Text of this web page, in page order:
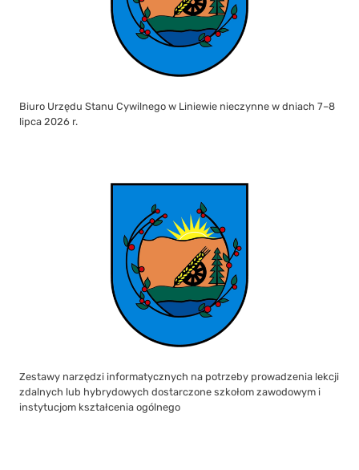
Biuro Urzędu Stanu Cywilnego w Liniewie nieczynne w dniach 7–8
lipca 2026 r.
Zestawy narzędzi informatycznych na potrzeby prowadzenia lekcji
zdalnych lub hybrydowych dostarczone szkołom zawodowym i
instytucjom kształcenia ogólnego